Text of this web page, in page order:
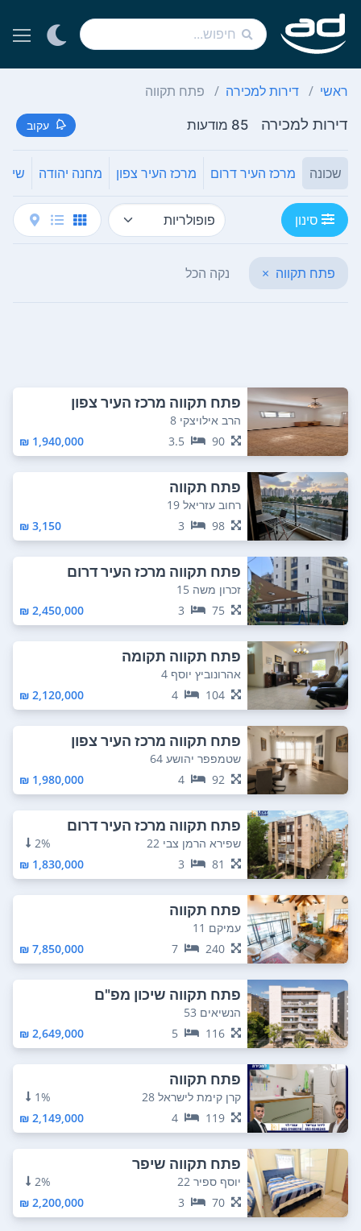
ראשי דירות למכירה פתח תקווה
דירות למכירה 85 מודעות עקוב
שכונה מרכז העיר דרום מרכז העיר צפון מחנה יהודה
סינון
פתח תקווה × נקה הכל
פתח תקווה מרכז העיר צפון
הרב אילויצקי 8
90
3.5
1,940,000 ₪
פתח תקווה
רחוב עזריאל 19
98
3
3,150 ₪
פתח תקווה מרכז העיר דרום
זכרון משה 15
75
3
2,450,000 ₪
פתח תקווה תקומה
אהרונוביץ יוסף 4
104
4
2,120,000 ₪
פתח תקווה מרכז העיר צפון
שטמפפר יהושע 64
92
4
1,980,000 ₪
פתח תקווה מרכז העיר דרום
שפירא הרמן צבי 22
2%
81
3
1,830,000 ₪
פתח תקווה
עמיקם 11
240
7
7,850,000 ₪
פתח תקווה שיכון מפ"ם
הנשיאים 53
116
5
2,649,000 ₪
פתח תקווה
קרן קימת לישראל 28
1%
119
4
2,149,000 ₪
פתח תקווה שיפר
יוסף ספיר 22
2%
70
3
2,200,000 ₪